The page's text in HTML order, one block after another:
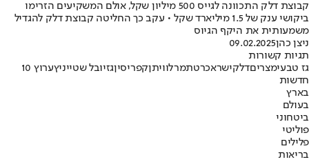
קבוצת דלק התכוונה לגייס 500 מיליון שקל, אולם המשקיעים הזרימו
ביקושי ענק של 1.5 מיליארד שקל • עקב כך החליטה קבוצת דלק להגדיל
משמעותית את היקף הגיוס
ניצן כהן09.02.2025
תגיות קשורות
גז טבעימצריםדלקישראכרטתמרלוויתןקפריסיןגזיובל שטייניץערוץ 10
חדשות
בארץ
בעולם
ביטחוני
פוליטי
פלילים
בריאות